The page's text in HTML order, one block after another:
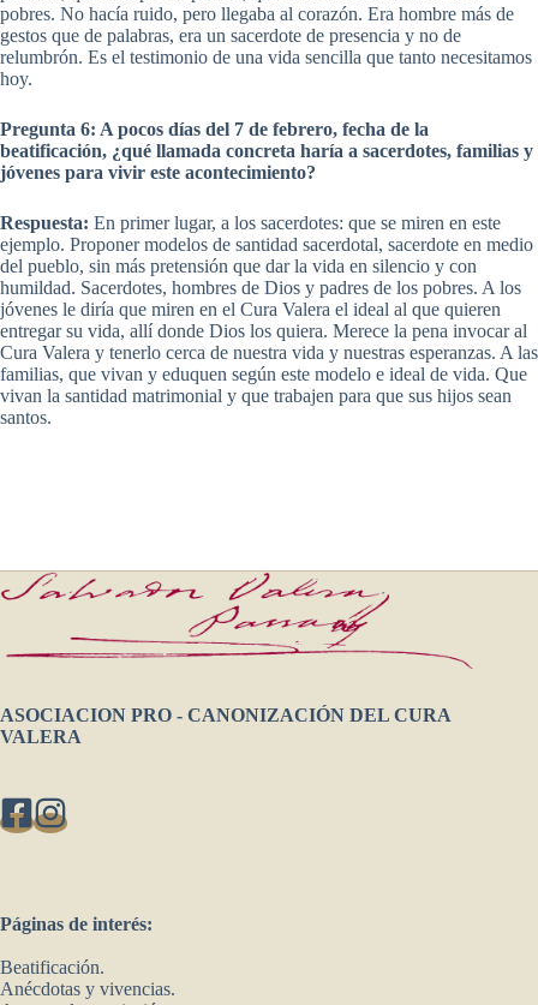
pobres. No hacía ruido, pero llegaba al corazón. Era hombre más de
gestos que de palabras, era un sacerdote de presencia y no de
relumbrón. Es el testimonio de una vida sencilla que tanto necesitamos
hoy.
Pregunta 6: A pocos días del 7 de febrero, fecha de la
beatificación, ¿qué llamada concreta haría a sacerdotes, familias y
jóvenes para vivir este acontecimiento?
Respuesta: En primer lugar, a los sacerdotes: que se miren en este
ejemplo. Proponer modelos de santidad sacerdotal, sacerdote en medio
del pueblo, sin más pretensión que dar la vida en silencio y con
humildad. Sacerdotes, hombres de Dios y padres de los pobres. A los
jóvenes le diría que miren en el Cura Valera el ideal al que quieren
entregar su vida, allí donde Dios los quiera. Merece la pena invocar al
Cura Valera y tenerlo cerca de nuestra vida y nuestras esperanzas. A las
familias, que vivan y eduquen según este modelo e ideal de vida. Que
vivan la santidad matrimonial y que trabajen para que sus hijos sean
santos.
ASOCIACION PRO - CANONIZACIÓN DEL CURA
VALERA
Páginas de interés:
Beatificación.
Anécdotas y vivencias.